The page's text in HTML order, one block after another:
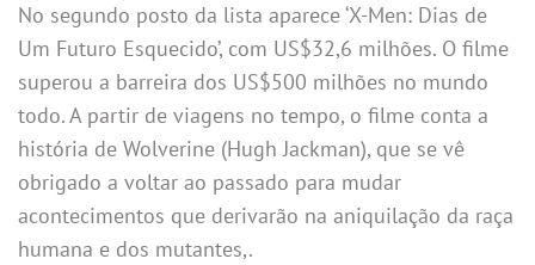
No segundo posto da lista aparece ‘X-Men: Dias de
Um Futuro Esquecido’, com US$32,6 milhões. O filme
superou a barreira dos US$500 milhões no mundo
todo. A partir de viagens no tempo, o filme conta a
história de Wolverine (Hugh Jackman), que se vê
obrigado a voltar ao passado para mudar
acontecimentos que derivarão na aniquilação da raça
humana e dos mutantes,.